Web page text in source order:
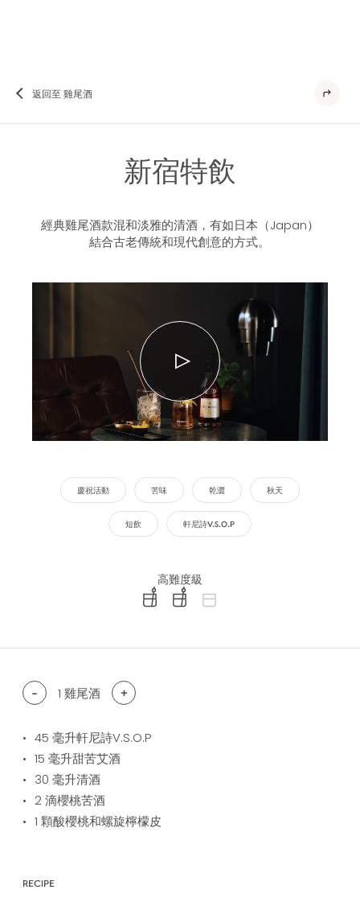
返回至 雞尾酒
新宿特飲
經典雞尾酒款混和淡雅的清酒，有如日本（Japan）
結合古老傳統和現代創意的方式。
慶祝活動 苦味 乾澀 秋天
短飲 軒尼詩V.S.O.P
高難度級
difficulty level: easy
difficulty level: intermediate
- 1 雞尾酒 +
45 毫升軒尼詩V.S.O.P
15 毫升甜苦艾酒
30 毫升清酒
2滴櫻桃苦酒
1 顆酸櫻桃和螺旋檸檬皮
RECIPE